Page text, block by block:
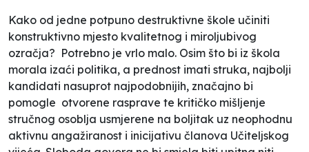
Kako od jedne potpuno destruktivne škole učiniti
konstruktivno mjesto kvalitetnog i miroljubivog
ozračja? Potrebno je vrlo malo. Osim što bi iz škola
morala izaći politika, a prednost imati struka, najbolji
kandidati nasuprot najpodobnijih, značajno bi
pomogle otvorene rasprave te kritičko mišljenje
stručnog osoblja usmjerene na boljitak uz neophodnu
aktivnu angažiranost i inicijativu članova Učiteljskog